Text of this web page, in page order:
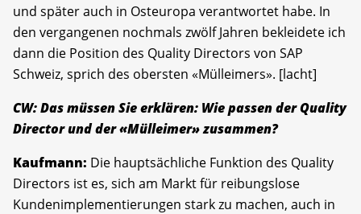
und später auch in Osteuropa verantwortet habe. In
den vergangenen nochmals zwölf Jahren bekleidete ich
dann die Position des Quality Directors von SAP
Schweiz, sprich des obersten «Mülleimers». [lacht]
CW: Das müssen Sie erklären: Wie passen der Quality
Director und der «Mülleimer» zusammen?
Kaufmann: Die hauptsächliche Funktion des Quality
Directors ist es, sich am Markt für reibungslose
Kundenimplementierungen stark zu machen, auch in